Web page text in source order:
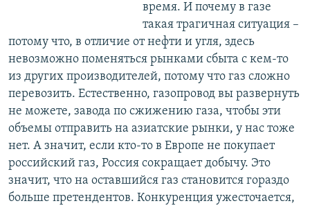
время. И почему в газе
такая трагичная ситуация –
потому что, в отличие от нефти и угля, здесь
невозможно поменяться рынками сбыта с кем-то
из других производителей, потому что газ сложно
перевозить. Естественно, газопровод вы развернуть
не можете, завода по сжижению газа, чтобы эти
объемы отправить на азиатские рынки, у нас тоже
нет. А значит, если кто-то в Европе не покупает
российский газ, Россия сокращает добычу. Это
значит, что на оставшийся газ становится гораздо
больше претендентов. Конкуренция ужесточается,